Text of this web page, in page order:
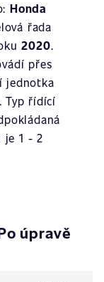
Honda
řada
2020.
přes
jednotka
. Typ řídící
je 1 - 2
úpravě